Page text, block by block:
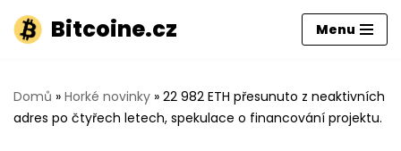
Přeskočit
obsah
Bitcoine.cz Menu
Domů » Horké novinky » 22 982 ETH přesunuto z neaktivních
adres po čtyřech letech, spekulace o financování projektu.